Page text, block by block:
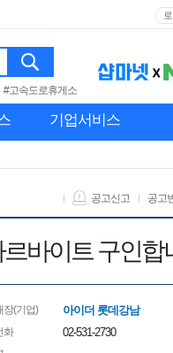
#고속도로휴게소
기업서비스
공고
공고신고
르바이트 구인합
장(기업) 아이더 롯데강남
화 02-531-2730